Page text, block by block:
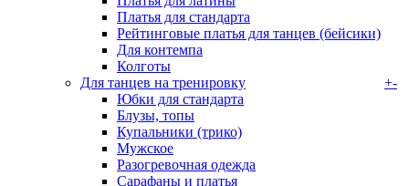
Платья для стандарта
Рейтинговые платья для танцев (бейсики)
Для контемпа
Колготы
Для танцев на тренировку
+-
Юбки для стандарта
Блузы, топы
Купальники (трико)
Мужское
Разогревочная одежда
Сарафаны и платья